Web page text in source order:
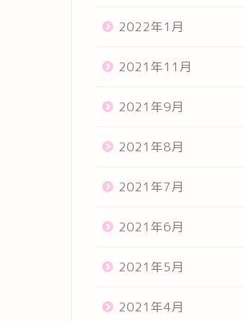
2022年1月
2021年11月
2021年9月
2021年8月
2021年7月
2021年6月
2021年5月
2021年4月